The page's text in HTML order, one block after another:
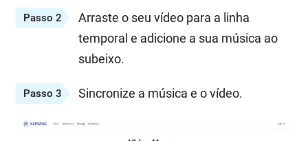
Passo 2
Arraste o seu vídeo para a linha
temporal e adicione a sua música ao
subeixo.
Passo 3 Sincronize a música e o vídeo.